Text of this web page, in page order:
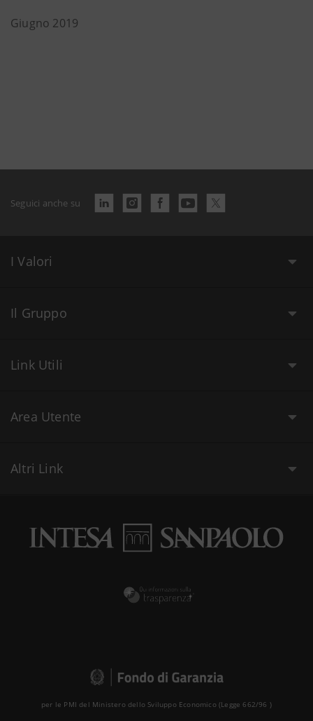
Giugno 2019
Seguici anche su
I Valori
Il Gruppo
Link Utili
Area Utente
Altri Link
per le PMI del Ministero dello Sviluppo Economico (Legge 662/96 )